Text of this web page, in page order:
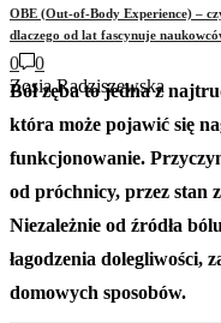
OBE (Out-of-Body Experience) –
dlaczego od lat fascynuje
Zosia Radziszewska
0
0
Ból zęba to jedna z
która może pojawić się
funkcjonowanie.
od próchnicy, przez stan
Niezależnie od źródła
łagodzenia dolegliwości,
domowych sposobów.